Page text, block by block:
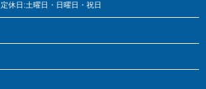
定休日:土曜日・日曜日・祝日